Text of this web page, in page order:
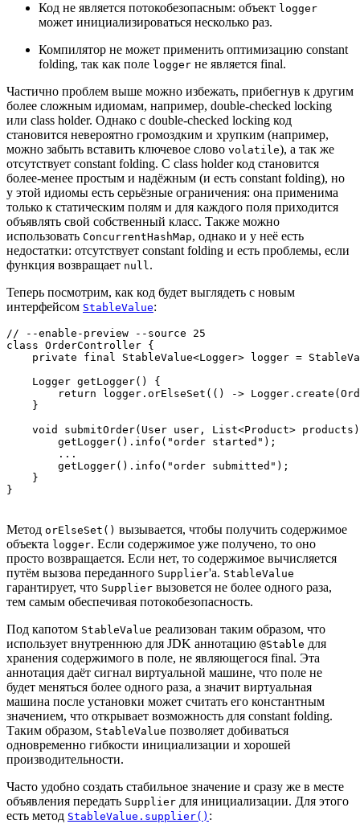
Код не является потокобезопасным: объект logger
может инициализироваться несколько раз.
Компилятор не может применить оптимизацию constant
folding, так как поле logger не является final.
Частично проблем выше можно избежать, прибегнув к другим
более сложным идиомам, например, double-checked locking
или class holder. Однако с double-checked locking код
становится невероятно громоздким и хрупким (например,
можно забыть вставить ключевое слово volatile), а так же
отсутствует constant folding. С class holder код становится
более-менее простым и надёжным (и есть constant folding), но
у этой идиомы есть серьёзные ограничения: она применима
только к статическим полям и для каждого поля приходится
объявлять свой собственный класс. Также можно
использовать ConcurrentHashMap, однако и у неё есть
недостатки: отсутствует constant folding и есть проблемы, если
функция возвращает null.
Теперь посмотрим, как код будет выглядеть с новым
интерфейсом StableValue:
// --enable-preview --source 25
class OrderController {
private final StableValue<Logger> logger =
    Logger getLogger() {
return logger.orElseSet(() ->
    }
void submitOrder(User user, List<Product>
        getLogger().info("order started");
        ...
        getLogger().info("order submitted");
    }
Метод orElseSet() вызывается, чтобы получить содержимое
объекта logger. Если содержимое уже получено, то оно
просто возвращается. Если нет, то содержимое вычисляется
путём вызова переданного Supplier'а. StableValue
гарантирует, что Supplier вызовется не более одного раза,
тем самым обеспечивая потокобезопасность.
Под капотом StableValue реализован таким образом, что
использует внутреннюю для JDK аннотацию @Stable для
хранения содержимого в поле, не являющегося final. Эта
аннотация даёт сигнал виртуальной машине, что поле не
будет меняться более одного раза, а значит виртуальная
машина после установки может считать его константным
значением, что открывает возможность для constant folding.
Таким образом, StableValue позволяет добиваться
одновременно гибкости инициализации и хорошей
производительности.
Часто удобно создать стабильное значение и сразу же в месте
объявления передать Supplier для инициализации. Для этого
есть метод StableValue.supplier() :